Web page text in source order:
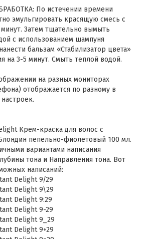
По истечении времени
эмульгировать красящую смесь с
Затем тщательно вымыть
с использованием шампуня
бальзам «Стабилизатор цвета»
на 3-5 минут. Смыть теплой водой.
на разных мониторах
отображается по разному в
Крем-краска для волос с
пепельно-фиолетовый 100 мл.
вариантами написания
тона и Направления тона. Вот
написаний:
Delight 9/29
Delight 9\29
Delight 9:29
Delight 9-29
Delight 9_29
Delight 9+29